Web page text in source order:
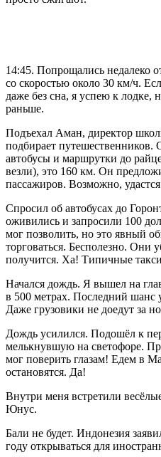
14:45. Попрощались недалеко
со скоростью около 30 км/ч.
даже без сна, я успею к лодке,
раньше.
Подъехал Аман, директор
подбирает путешественников.
автобусы и маршрутки до
везли), это 160 км. Он
пассажиров. Возможно,
Спросил об автобусах до
оживились и запросили 100
мог позволить, но это явный
торговаться. Бесполезно. Они
получится. Ха! Типичные
Начался дождь. Я вышел на
в 500 метрах. Последний шанс
Даже грузовики не доедут за
Дождь усилился. Подошёл к
мелькнувшую на светофоре.
мог поверить глазам! Едем в
остановятся. Да!
Внутри меня встретили
Юнус.
Бали не будет. Индонезия
году открываться для